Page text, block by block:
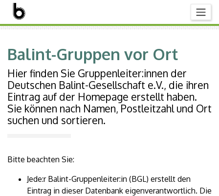
Balint-Gruppen vor Ort
Hier finden Sie Gruppenleiter:innen der
Deutschen Balint-Gesellschaft e.V., die ihren
Eintrag auf der Homepage erstellt haben.
Sie können nach Namen, Postleitzahl und Ort
suchen und sortieren.
Bitte beachten Sie:
Jede:r Balint-Gruppenleiter:in (BGL) erstellt den
Eintrag in dieser Datenbank eigenverantwortlich. Die